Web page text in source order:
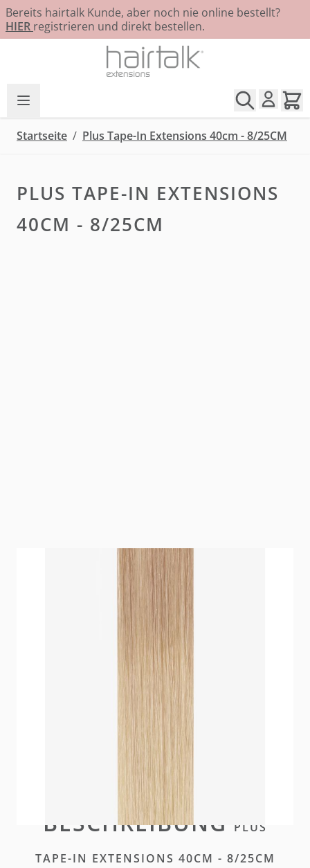
Bereits hairtalk Kunde, aber noch nie online bestellt?
HIER registrieren und direkt bestellen.
Startseite / Plus Tape-In Extensions 40cm - 8/25CM
PLUS TAPE-IN EXTENSIONS
40CM - 8/25CM
Die hairtalk Plus Tapes vereinen alle Vorteile der
Standard Tapes - mit einem noch unsichtbareren
oder ein Konto erstellen
BESCHREIBUNG PLUS
TAPE-IN EXTENSIONS 40CM - 8/25CM